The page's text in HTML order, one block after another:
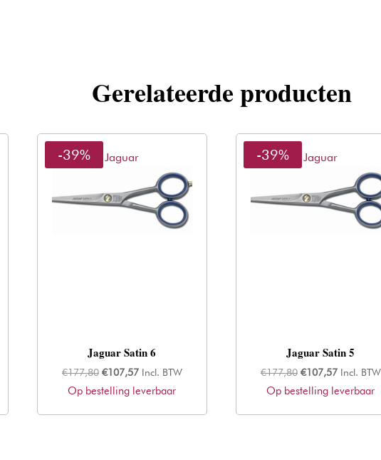
Gerelateerde producten
Jaguar
-39%
Jaguar Satin 6
€177,80 Oorspronkelijke
prijs
€107,57Huidige
prijs
Incl. BTW
Op bestelling leverbaar
Jaguar
-39%
Jaguar Satin 5
€177,80 Oorspronkelijke
prijs
€107,57Huidige
prijs
Incl. BTW
Op bestelling leverbaar